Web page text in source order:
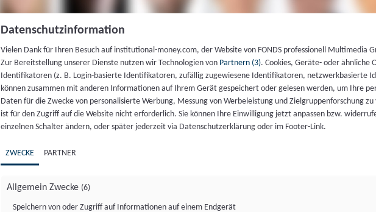
Datenschutzinformation
Vielen Dank für Ihren Besuch auf institutional-money.com, der Website von FONDS professionell Multimedia
Zur Bereitstellung unserer Dienste nutzen wir Technologien von Partnern (3). Cookies, Geräte- oder ähnliche
Identifikatoren (z. B. Login-basierte Identifikatoren, zufällig zugewiesene Identifikatoren, netzwerkbasierte
können zusammen mit anderen Informationen auf Ihrem Gerät gespeichert oder gelesen werden, um Ihre
Daten für die Zwecke von personalisierte Werbung, Messung von Werbeleistung und Zielgruppenforschung
ist für den Zugriff auf die Website nicht erforderlich. Sie können Ihre Einwilligung jetzt anpassen bzw.
einzelnen Schalter ändern, oder später jederzeit via Datenschutzerklärung oder im Footer-Link.
ZWECKE PARTNER
Allgemein Zwecke (6)
Speichern von oder Zugriff auf Informationen auf einem Endgerät